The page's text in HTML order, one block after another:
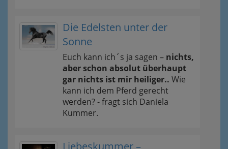
Die Edelsten unter der
Sonne
Euch kann ich´s ja sagen – nichts,
aber schon absolut überhaupt
gar nichts ist mir heiliger.. Wie
kann ich dem Pferd gerecht
werden? - fragt sich Daniela
Kummer.
Liebeskummer –